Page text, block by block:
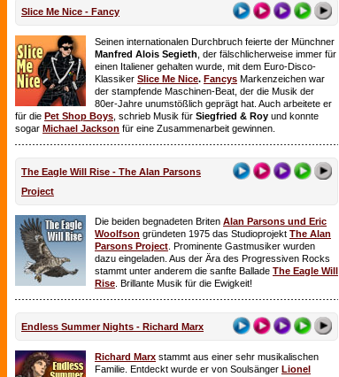
Slice Me Nice - Fancy
Seinen internationalen Durchbruch feierte der Münchner
Manfred Alois Segieth , der fälschlicherweise immer für
einen Italiener gehalten wurde, mit dem Euro-Disco-
Klassiker Slice Me Nice. Fancys Markenzeichen war
der stampfende Maschinen-Beat, der die Musik der
80er-Jahre unumstößlich geprägt hat. Auch arbeitete er
für die Pet Shop Boys , schrieb Musik für Siegfried & Roy und konnte
sogar Michael Jackson für eine Zusammenarbeit gewinnen.
The Eagle Will Rise - The Alan Parsons
Project
Die beiden begnadeten Briten Alan Parsons und Eric
Woolfson gründeten 1975 das Studioprojekt The Alan
Parsons Project . Prominente Gastmusiker wurden
dazu eingeladen. Aus der Ära des Progressiven Rocks
stammt unter anderem die sanfte Ballade The Eagle Will
Rise . Brillante Musik für die Ewigkeit!
Endless Summer Nights - Richard Marx
Richard Marx stammt aus einer sehr musikalischen
Familie. Entdeckt wurde er von Soulsänger Lionel